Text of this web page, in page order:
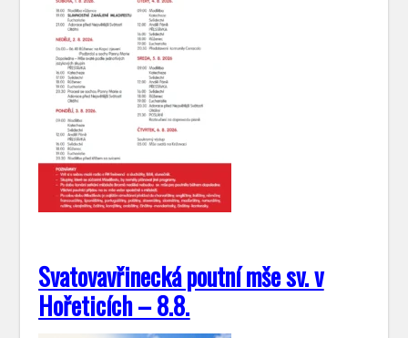
Svatovavřinecká poutní mše sv. v
Hořeticích – 8.8.